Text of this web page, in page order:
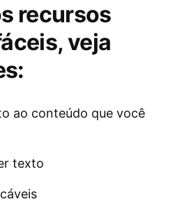
recursos
veja
ao conteúdo que você
texto